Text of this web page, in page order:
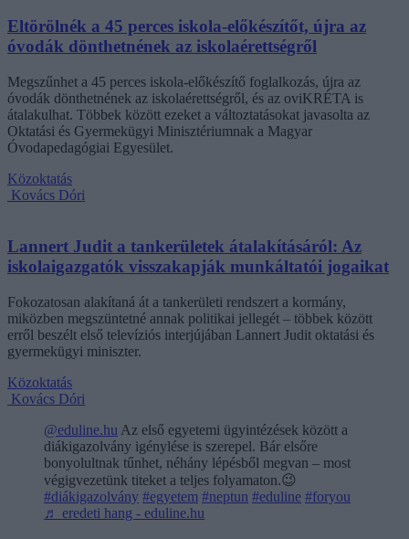
Eltörölnék a 45 perces iskola-előkészítőt, újra az
óvodák dönthetnének az iskolaérettségről
Megszűnhet a 45 perces iskola-előkészítő foglalkozás, újra az
óvodák dönthetnének az iskolaérettségről, és az oviKRÉTA is
átalakulhat. Többek között ezeket a változtatásokat javasolta az
Oktatási és Gyermekügyi Minisztériumnak a Magyar
Óvodapedagógiai Egyesület.
Közoktatás
Kovács Dóri
Lannert Judit a tankerületek átalakításáról: Az
iskolaigazgatók visszakapják munkáltatói jogaikat
Fokozatosan alakítaná át a tankerületi rendszert a kormány,
miközben megszüntetné annak politikai jellegét – többek között
erről beszélt első televíziós interjújában Lannert Judit oktatási és
gyermekügyi miniszter.
Közoktatás
Kovács Dóri
@eduline.hu Az első egyetemi ügyintézések között a
diákigazolvány igénylése is szerepel. Bár elsőre
bonyolultnak tűnhet, néhány lépésből megvan – most
végigvezetünk titeket a teljes folyamaton.😉
#diákigazolvány #egyetem #neptun #eduline #foryou
♬ eredeti hang - eduline.hu